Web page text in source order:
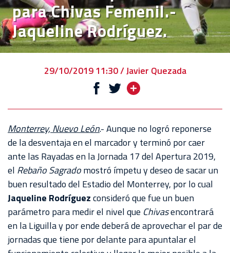
VENTA
DE
BOLETOS
CHIVABONOS
REBAÑO
CHIVAS
TIENDA
CHIVAS
CHIVASTV
ESTADIO
AKRON
para Chivas Femenil.-
Jaqueline Rodríguez.
29/10/2019 11:30 / Javier Quezada
Monterrey, Nuevo León.- Aunque no logró reponerse
de la desventaja en el marcador y terminó por caer
ante las Rayadas en la Jornada 17 del Apertura 2019,
el Rebaño Sagradomostró ímpetu y deseo de sacar un
buen resultado del Estadio del Monterrey, por lo cual
Jaqueline Rodríguezconsideró que fue un buen
parámetro para medir el nivel que Chivasencontrará
en la Liguilla y por ende deberá de aprovechar el par de
jornadas que tiene por delante para apuntalar el